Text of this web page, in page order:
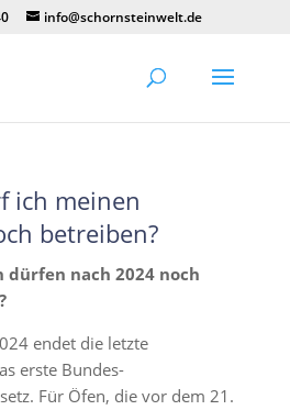
info@schornsteinwelt.de
ich meinen
betreiben?
dürfen nach 2024 noch
endet die letzte
erste Bundes-
Für Öfen, die vor dem 21.